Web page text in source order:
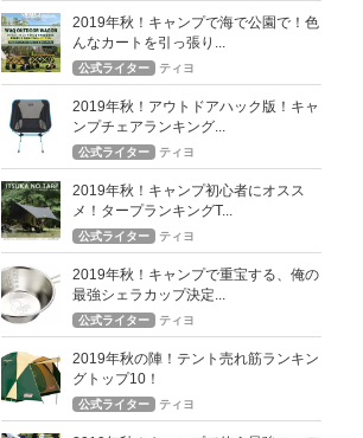
2019年秋！キャンプで海で公園で！色
んなカートを引っ張り...
公式ライター ティヨ
2019年秋！アウトドアハック版！キャ
ンプチェアランキング...
公式ライター ティヨ
2019年秋！キャンプ初心者にオスス
メ！タープランキングT...
公式ライター ティヨ
2019年秋！キャンプで重宝する、俺の
最強シェラカップ決定...
公式ライター ティヨ
2019年秋の陣！テント売れ筋ランキン
グトップ10！
公式ライター ティヨ